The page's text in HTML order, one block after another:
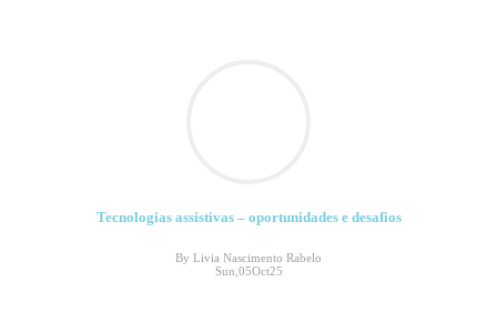
Tecnologias assistivas – oportunidades e desafios
By Livia Nascimento Rabelo
Sun,05Oct25